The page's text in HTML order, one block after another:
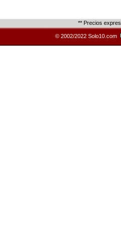
** Precios
© 2002/2022 Solo10.com